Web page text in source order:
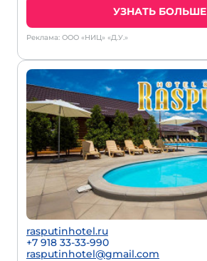
УЗНАТЬ БОЛЬШЕ
Реклама: ООО «НИЦ» «Д.У.»
rasputinhotel.ru
+7 918 33-33-990
rasputinhotel@gmail.com